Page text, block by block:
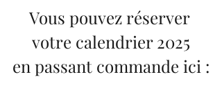
Vous pouvez réserver
votre calendrier 2025
en passant commande ici :